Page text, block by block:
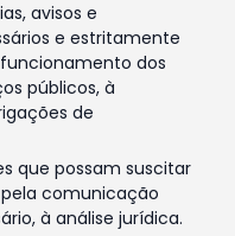
avisos e
e estritamente
dos
públicos, à
de
que possam suscitar
comunicação
à análise jurídica.